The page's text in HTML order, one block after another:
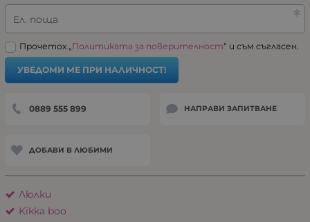
Ел. поща
Прочетох „Политиката за поверителност“ и съм съгласен.
УВЕДОМИ МЕ ПРИ НАЛИЧНОСТ!
0889 555 899 НАПРАВИ ЗАПИТВАНЕ
ДОБАВИ В ЛЮБИМИ
Люлки
Kikka boo